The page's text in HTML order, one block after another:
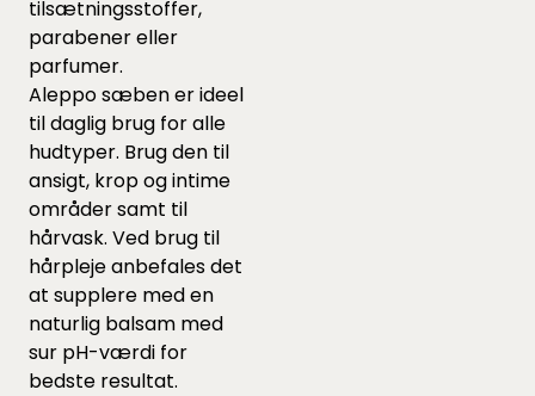
tilsætningsstoffer,
parabener eller
parfumer.
Aleppo sæben er ideel
til daglig brug for alle
hudtyper. Brug den til
ansigt, krop og intime
områder samt til
hårvask. Ved brug til
hårpleje anbefales det
at supplere med en
naturlig balsam med
sur pH-værdi for
bedste resultat.